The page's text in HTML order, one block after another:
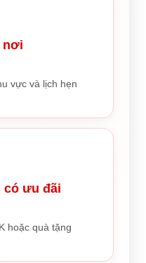
nơi
vực và lịch hẹn
có ưu đãi
hoặc quà tặng